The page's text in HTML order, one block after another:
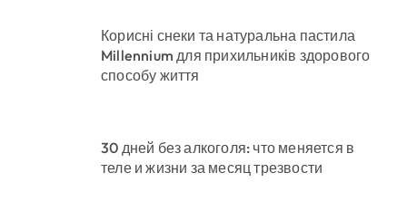
Корисні снеки та натуральна пастила
Millennium для прихильників здорового
способу життя
30 дней без алкоголя: что меняется в
теле и жизни за месяц трезвости